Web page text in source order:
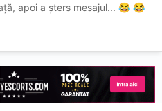
apoi a șters mesajul... 😂 😂